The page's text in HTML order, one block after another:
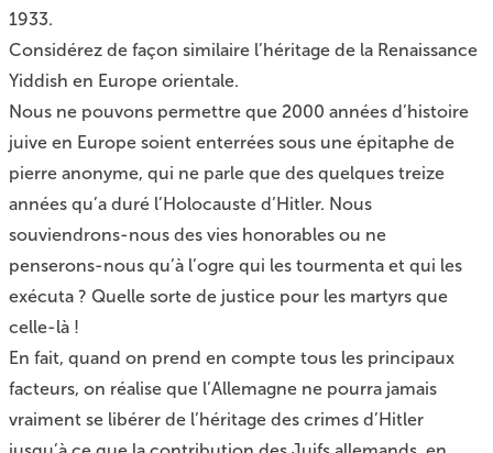
1933.
Considérez de façon similaire l’héritage de la Renaissance
Yiddish en Europe orientale.
Nous ne pouvons permettre que 2000 années d’histoire
juive en Europe soient enterrées sous une épitaphe de
pierre anonyme, qui ne parle que des quelques treize
années qu’a duré l’Holocauste d’Hitler. Nous
souviendrons-nous des vies honorables ou ne
penserons-nous qu’à l’ogre qui les tourmenta et qui les
exécuta ? Quelle sorte de justice pour les martyrs que
celle-là !
En fait, quand on prend en compte tous les principaux
facteurs, on réalise que l’Allemagne ne pourra jamais
vraiment se libérer de l’héritage des crimes d’Hitler